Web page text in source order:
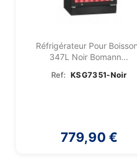
Réfrigérateur Pour
347L Noir Bomann...
Ref: KSG7351-Noir
779,90 €